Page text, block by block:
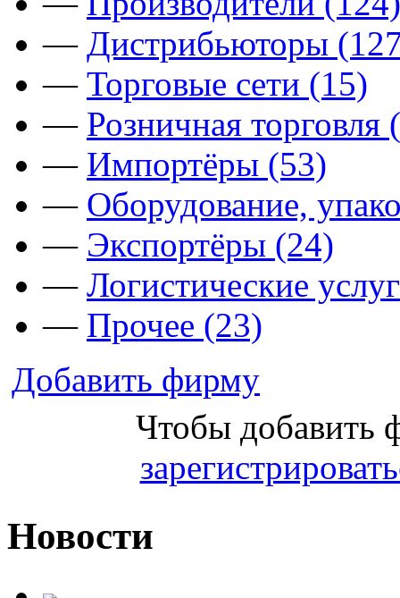
— Дистрибьюторы
— Торговые сети (15)
— Розничная торговля
— Импортёры (53)
— Оборудование,
— Экспортёры (24)
— Логистические
— Прочее (23)
Добавить фирму
Чтобы добавить
Новости